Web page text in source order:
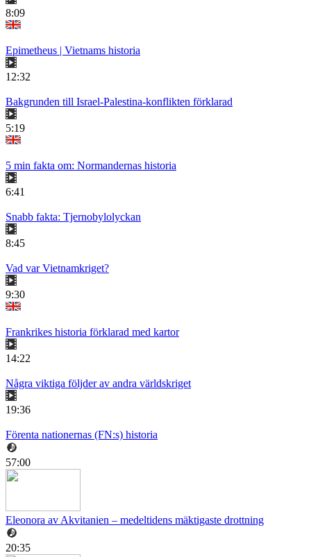
8:09
Epimetheus | Vietnams historia
12:32
Bakgrunden till Israel-Palestina-konflikten förklarad
5:19
5 min fakta om: Normandernas historia
6:41
Snabb fakta: Tjernobylolyckan
8:45
Vad var Vietnamkriget?
9:30
Frankrikes historia förklarad med kartor
14:22
Några viktiga följder av andra världskriget
19:36
Förenta nationernas (FN:s) historia
57:00
Eleonora av Akvitanien – medeltidens mäktigaste drottning
20:35